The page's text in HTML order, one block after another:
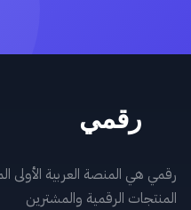
رقمي هي المنصة العربية الأولى
المنتجات الرقمية والمشترين